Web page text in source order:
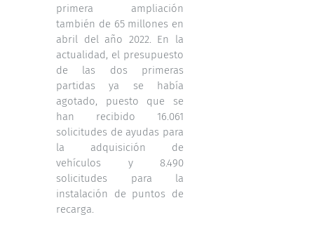
primera ampliación
también de 65 millones en
abril del año 2022. En la
actualidad, el presupuesto
de las dos primeras
partidas ya se había
agotado, puesto que se
han recibido 16.061
solicitudes de ayudas para
la adquisición de
vehículos y 8.490
solicitudes para la
instalación de puntos de
recarga.